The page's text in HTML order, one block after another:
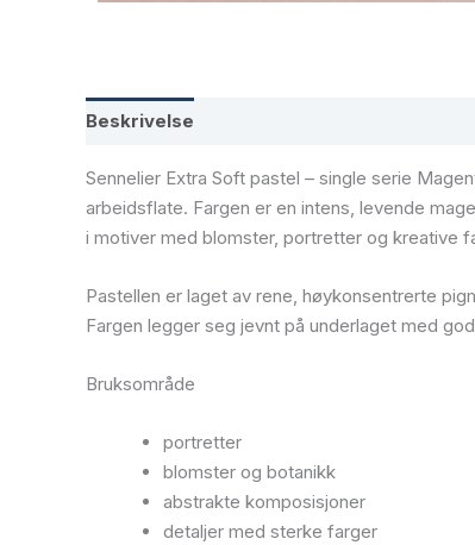
Beskrivelse
Sennelier Extra Soft pastel – single serie
arbeidsflate. Fargen er en intens, levende
i motiver med blomster, portretter og kreative
Pastellen er laget av rene, høykonsentrerte
Fargen legger seg jevnt på underlaget med
Bruksområde
portretter
blomster og botanikk
abstrakte komposisjoner
detaljer med sterke farger